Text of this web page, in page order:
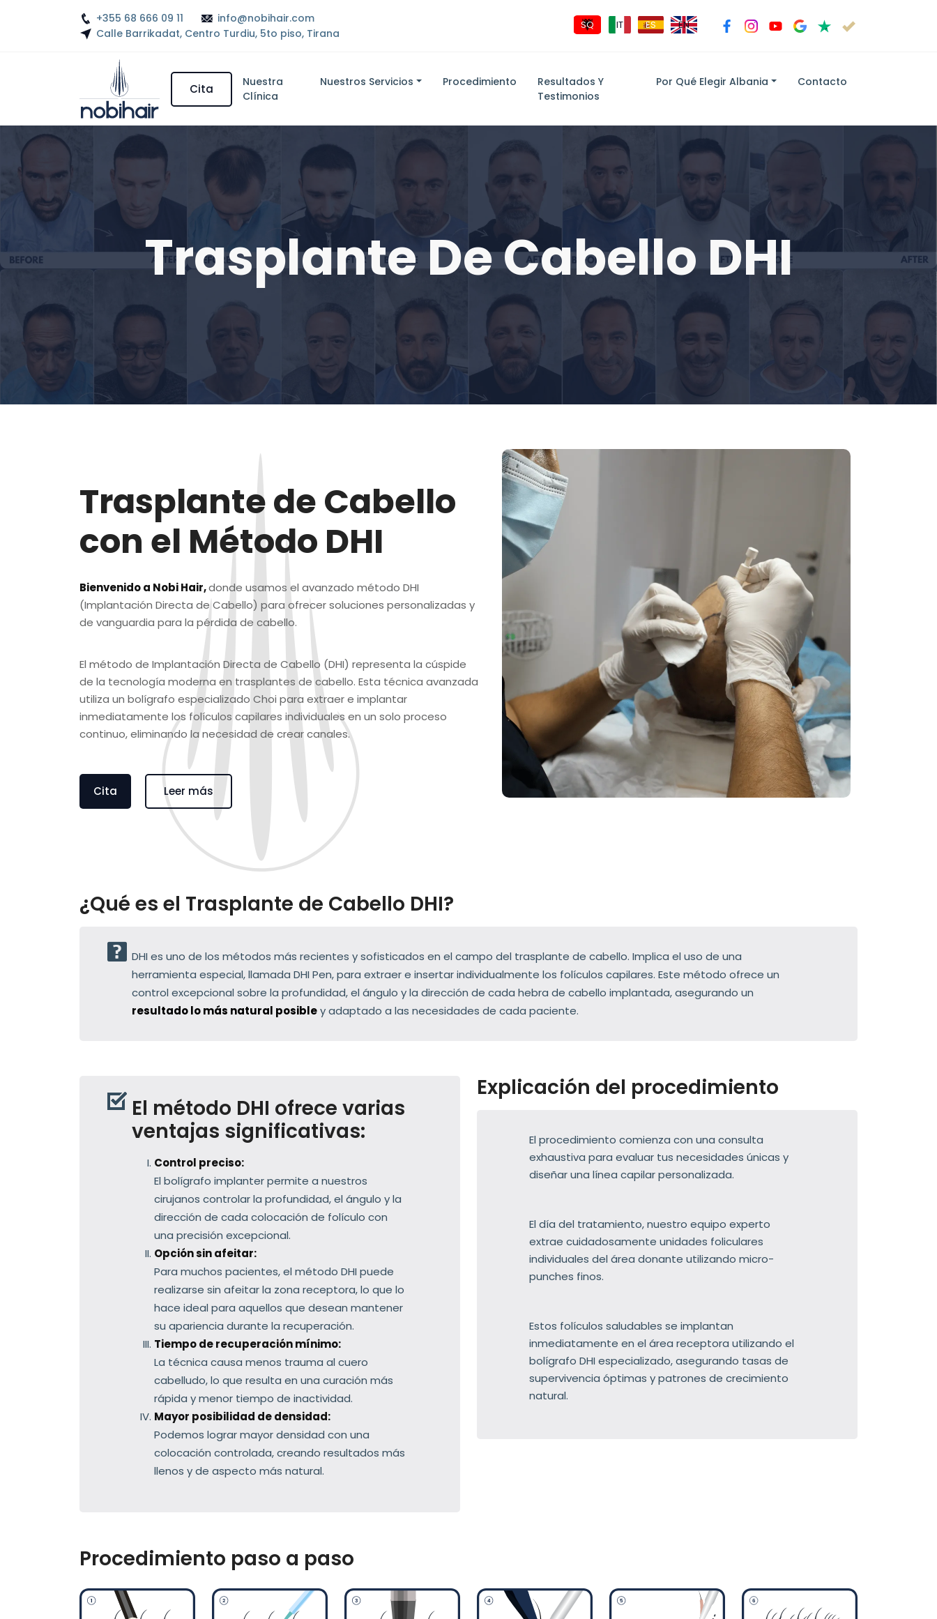
+355 68 666 09 11
info@nobihair.com
Calle Barrikadat, Centro Turdiu, 5to piso, Tirana
SQ IT ES EN
Cita
Nuestra
Clínica
Nuestros Servicios Procedimiento
Resultados Y
Testimonios
Por Qué Elegir Albania Contacto
Trasplante De Cabello DHI
Trasplante de Cabello
con el Método DHI
Bienvenido a Nobi Hair,donde usamos el avanzado método DHI
(Implantación Directa de Cabello) para ofrecer soluciones personalizadas y
de vanguardia para la pérdida de cabello.
El método de Implantación Directa de Cabello (DHI) representa la cúspide
de la tecnología moderna en trasplantes de cabello. Esta técnica avanzada
utiliza un bolígrafo especializado Choi para extraer e implantar
inmediatamente los folículos capilares individuales en un solo proceso
continuo, eliminando la necesidad de crear canales.
Cita Leer más
¿Qué es el Trasplante de Cabello DHI?
DHI es uno de los métodos más recientes y sofisticados en el campo del trasplante de cabello. Implica el uso de una
herramienta especial, llamada DHI Pen, para extraer e insertar individualmente los folículos capilares. Este método ofrece un
control excepcional sobre la profundidad, el ángulo y la dirección de cada hebra de cabello implantada, asegurando un
resultado lo más natural posibley adaptado a las necesidades de cada paciente.
El método DHI ofrece varias
ventajas significativas:
Control preciso:
El bolígrafo implanter permite a nuestros
cirujanos controlar la profundidad, el ángulo y la
dirección de cada colocación de folículo con
una precisión excepcional.
Opción sin afeitar:
Para muchos pacientes, el método DHI puede
realizarse sin afeitar la zona receptora, lo que lo
hace ideal para aquellos que desean mantener
su apariencia durante la recuperación.
Tiempo de recuperación mínimo:
La técnica causa menos trauma al cuero
cabelludo, lo que resulta en una curación más
rápida y menor tiempo de inactividad.
Mayor posibilidad de densidad:
Podemos lograr mayor densidad con una
colocación controlada, creando resultados más
llenos y de aspecto más natural.
Explicación del procedimiento
El procedimiento comienza con una consulta
exhaustiva para evaluar tus necesidades únicas y
diseñar una línea capilar personalizada.
El día del tratamiento, nuestro equipo experto
extrae cuidadosamente unidades foliculares
individuales del área donante utilizando micro-
punches finos.
Estos folículos saludables se implantan
inmediatamente en el área receptora utilizando el
bolígrafo DHI especializado, asegurando tasas de
supervivencia óptimas y patrones de crecimiento
natural.
Procedimiento paso a paso